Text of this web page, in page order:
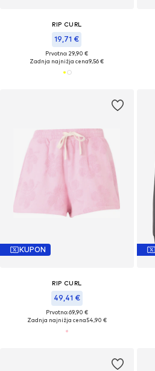
RIP CURL
19,71 €
Prvotno: 29,90 €
Zadnja najnižja cena9,56 €
KUPON
RIP CURL
49,41 €
Prvotno: 69,90 €
Zadnja najnižja cena54,90 €